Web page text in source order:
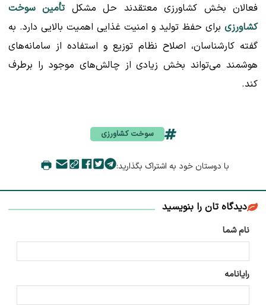
فعالان بخش کشاورزی معتقدند حل مشکلتأمین سوخت
کشاورزی برای حفظ تولید و امنیت غذایی اهمیت بالایی دارد. به
گفته کارشناسان، اصلاح نظام توزیع و استفاده از سامانه‌های
هوشمند می‌تواند بخش زیادی از چالش‌های موجود را برطرف
کند.
سوخت کشاورزی
با دوستان خود به اشتراک بگذارید:
دیدگاه تان را بنویسید
نام شما
رایانامه